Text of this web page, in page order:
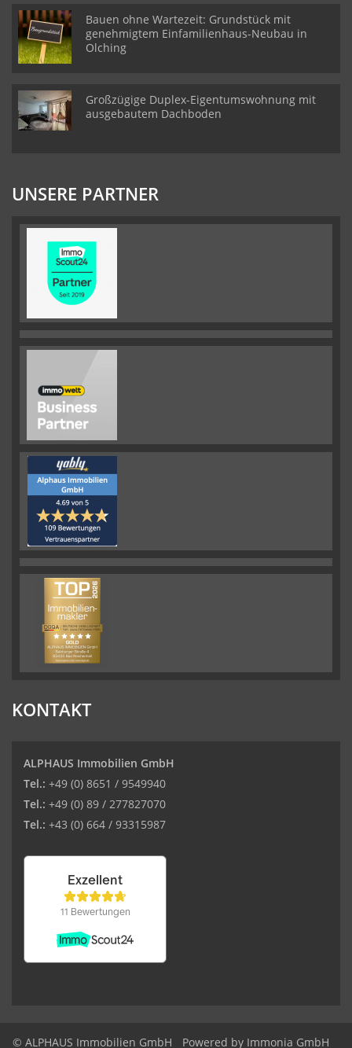
Bauen ohne Wartezeit: Grundstück mit
genehmigtem Einfamilienhaus-Neubau in
Olching
Großzügige Duplex-Eigentumswohnung mit
ausgebautem Dachboden
UNSERE PARTNER
KONTAKT
ALPHAUS Immobilien GmbH
Tel.: +49 (0) 8651 / 9549940
Tel.: +49 (0) 89 / 277827070
Tel.: +43 (0) 664 / 93315987
© ALPHAUS Immobilien GmbH Powered by Immonia GmbH